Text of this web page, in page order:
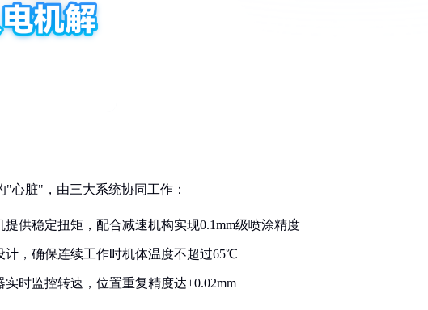
心脏"，由三大系统协同工作：
供稳定扭矩，配合减速机构实现0.1mm级喷涂精度
计，确保连续工作时机体温度不超过65℃
实时监控转速，位置重复精度达±0.02mm